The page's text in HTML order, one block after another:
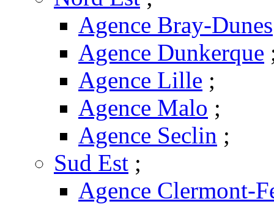
Agence Bray-Dunes
Agence Dunkerque
Agence Lille ;
Agence Malo ;
Agence Seclin ;
Sud Est ;
Agence Clermont-